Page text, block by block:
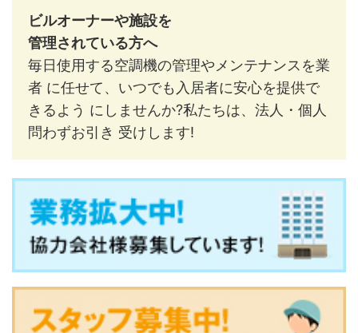
ビルオーナーや施設を
管理されている方へ
毎日使用する空調機の管理やメンテナンスを業
者 に任せて、いつでも入居者に安心を提供で
きるよう にしませんか?私たちは、法人・個人
問わずお引き 受けします!